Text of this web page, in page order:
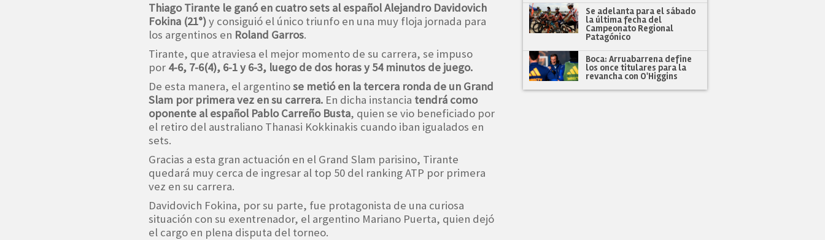
Thiago Tirante le ganó en cuatro sets al español Alejandro Davidovich
Fokina (21°)y consiguió el único triunfo en una muy floja jornada para
los argentinos en Roland Garros.
Tirante, que atraviesa el mejor momento de su carrera, se impuso
por 4-6, 7-6(4), 6-1 y 6-3, luego de dos horas y 54 minutos de juego.
De esta manera, el argentinose metió en la tercera ronda de un Grand
Slam por primera vez en su carrera. En dicha instancia tendrá como
oponente al español Pablo Carreño Busta, quien se vio beneficiado por
el retiro del australiano Thanasi Kokkinakis cuando iban igualados en
sets.
Gracias a esta gran actuación en el Grand Slam parisino, Tirante
quedará muy cerca de ingresar al top 50 del ranking ATP por primera
vez en su carrera.
Davidovich Fokina, por su parte, fue protagonista de una curiosa
situación con su exentrenador, el argentino Mariano Puerta, quien dejó
el cargo en plena disputa del torneo.
Se adelanta para el sábado
la última fecha del
Campeonato Regional
Patagónico
Boca: Arruabarrena define
los once titulares para la
revancha con O'Higgins